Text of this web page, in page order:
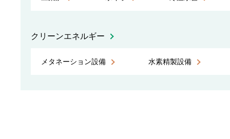
クリーンエネルギー
メタネーション設備 水素精製設備